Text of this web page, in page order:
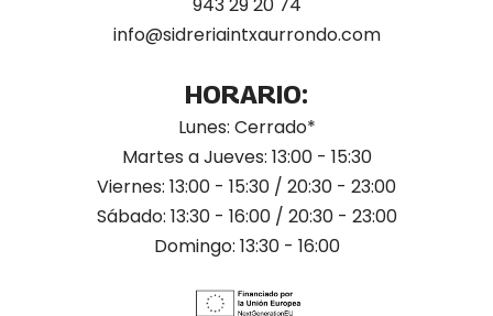
info@sidreriaintxaurrondo.com
HORARIO:
Lunes: Cerrado*
Martes a Jueves: 13:00 - 15:30
Viernes: 13:00 - 15:30 / 20:30 - 23:00
Sábado: 13:30 - 16:00 / 20:30 - 23:00
Domingo: 13:30 - 16:00